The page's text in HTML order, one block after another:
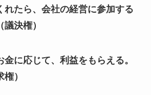
れたら、会社の経営に参加する
決権）
金に応じて、利益をもらえる。
）